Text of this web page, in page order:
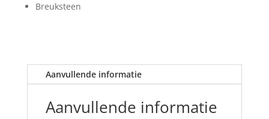
Breuksteen
Aanvullende informatie
Aanvullende informatie